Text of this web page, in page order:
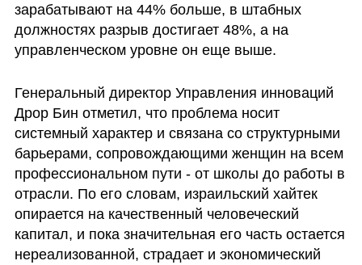
зарабатывают на 44% больше, в штабных
должностях разрыв достигает 48%, а на
управленческом уровне он еще выше.
Генеральный директор Управления инноваций
Дрор Бин отметил, что проблема носит
системный характер и связана со структурными
барьерами, сопровождающими женщин на всем
профессиональном пути - от школы до работы в
отрасли. По его словам, израильский хайтек
опирается на качественный человеческий
капитал, и пока значительная его часть остается
нереализованной, страдает и экономический